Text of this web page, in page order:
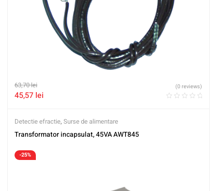
63,70lei
45,57 lei
(0 reviews)
Detectie efractie, Surse de alimentare
Transformator incapsulat, 45VA AWT845
-25%